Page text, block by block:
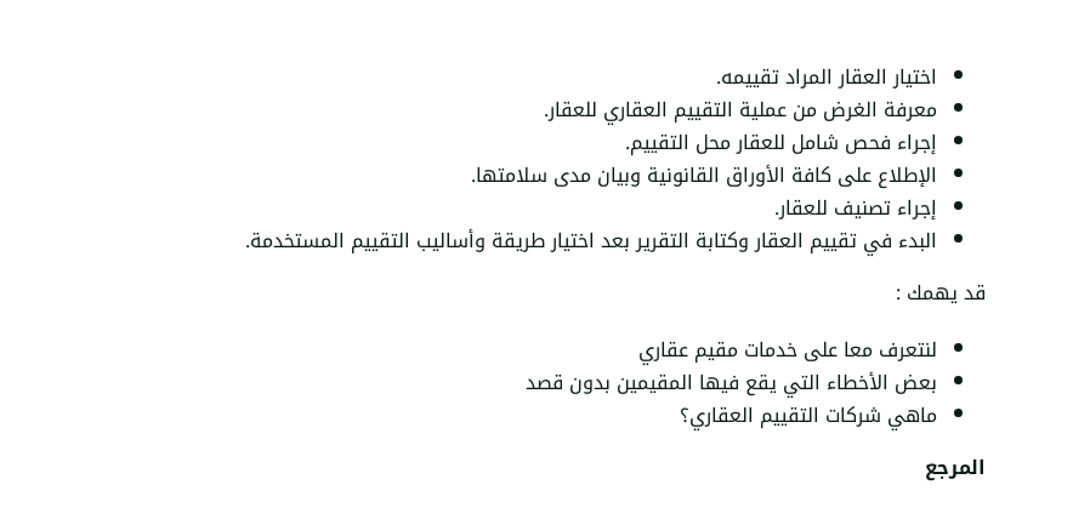
اختيار العقار المراد تقييمه.
معرفة الغرض من عملية التقييم العقاري للعقار.
إجراء فحص شامل للعقار محل التقييم.
الإطلاع على كافة الأوراق القانونية وبيان مدى سلامتها.
إجراء تصنيف للعقار.
البدء في تقييم العقار وكتابة التقرير بعد اختيار طريقة وأساليب التقييم المستخدمة.
قد يهمك :
لنتعرف معا على خدمات مقيم عقاري
بعض الأخطاء التي يقع فيها المقيمين بدون قصد
ماهي شركات التقييم العقاري؟
المرجع